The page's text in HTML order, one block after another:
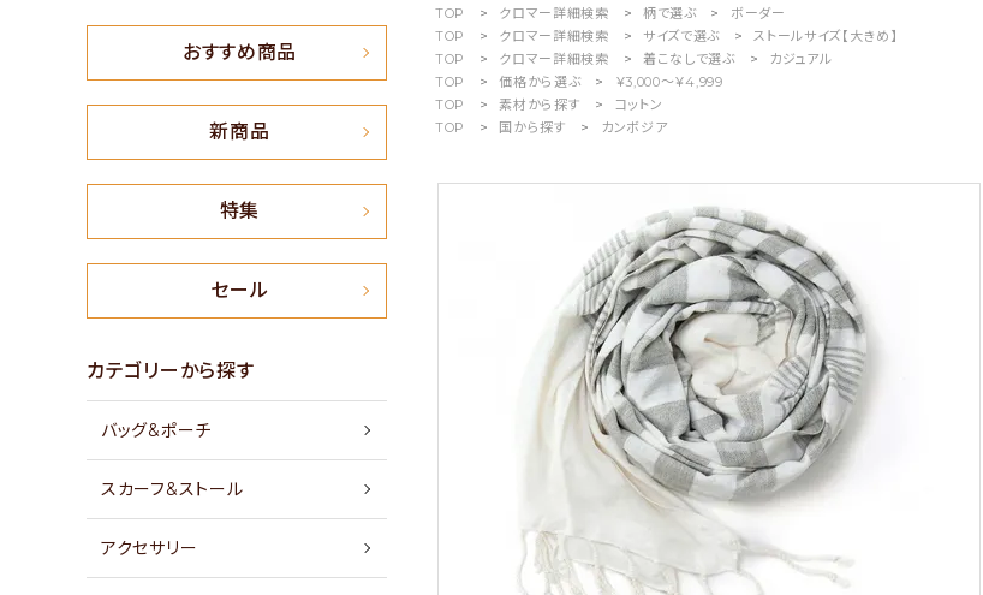
ウェア 生活雑貨 フード
カシミア／パシュミナ リネン・麻
天然石／パワーストーン
￥5,000〜￥9,999 インド
person 新規会員登録
おすすめ商品
新商品
特集
おすすめ商品
新商品
特集
セール
カテゴリーから探す
バッグ&ポーチ
スカーフ&ストール
アクセサリー
TOP
クロマー詳細検索 柄で選ぶ
ボーダー
TOP
クロマー詳細検索 サイズで選ぶ
ストールサイズ【大きめ】
TOP
クロマー詳細検索 着こなしで選ぶ
カジュアル
TOP
価格から選ぶ
￥3,000〜￥4,999
TOP
素材から探す
コットン
TOP
国から探す カンボジア